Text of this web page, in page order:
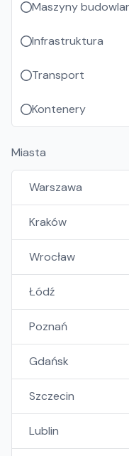
Maszyny
Infrastruktura
Transport
Kontenery
Miasta
Warszawa
Kraków
Wrocław
Łódź
Poznań
Gdańsk
Szczecin
Lublin